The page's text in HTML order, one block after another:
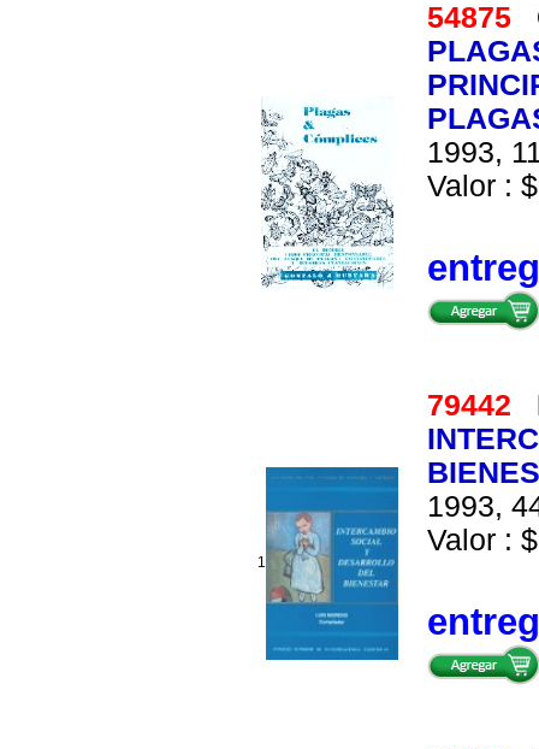
54875
1993,
Valor :
1
79442
1993,
Valor :